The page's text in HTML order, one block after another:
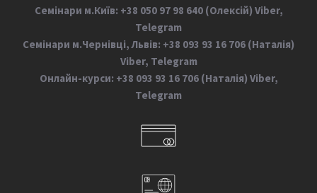
Семінари м.Київ: +38 050 97 98 640 (Олексій) Viber,
Telegram
Семінари м.Чернівці, Львів: +38 093 93 16 706 (Наталія)
Viber, Telegram
Онлайн-курси: +38 093 93 16 706 (Наталія) Viber,
Telegram